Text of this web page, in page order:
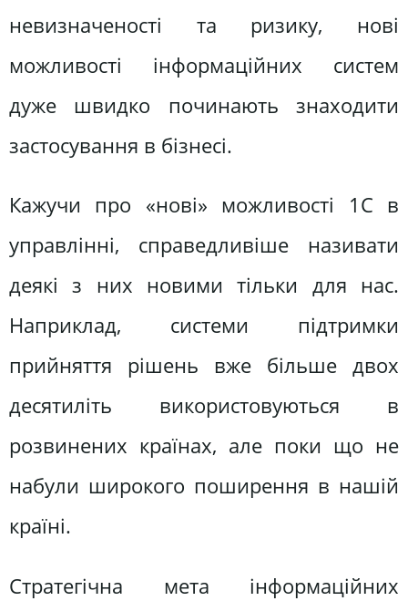
невизначеності та ризику, нові
можливості інформаційних систем
дуже швидко починають знаходити
застосування в бізнесі.
Кажучи про «нові» можливості 1С в
управлінні, справедливіше називати
деякі з них новими тільки для нас.
Наприклад, системи підтримки
прийняття рішень вже більше двох
десятиліть використовуються в
розвинених країнах, але поки що не
набули широкого поширення в нашій
країні.
Стратегічна мета інформаційних